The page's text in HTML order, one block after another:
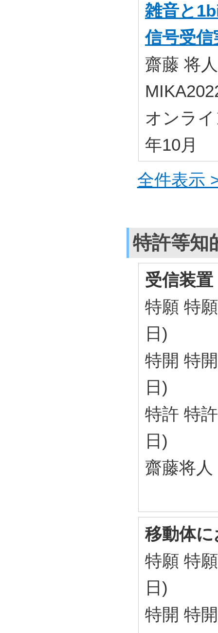
雑音と
信号受
齋藤 将
オンラ
年10月
全件表示
特許等知
受信装置
特願 特
日)
特開 特
日)
特許 特
日)
齋藤将人
移動体
特願 特
日)
特開 特